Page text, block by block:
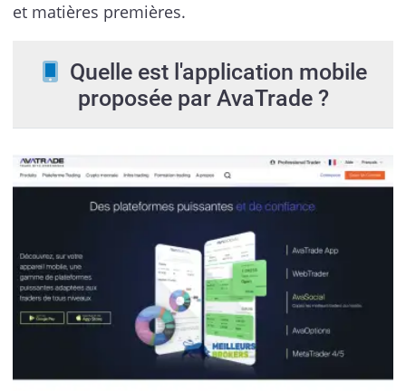
et matières premières.
Quelle est l'application mobile
proposée par AvaTrade ?